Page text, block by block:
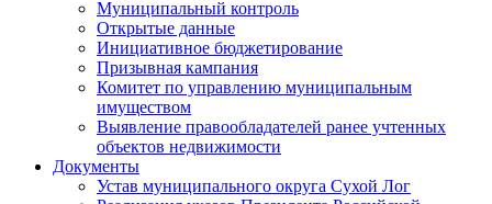
Муниципальный контроль
Открытые данные
Инициативное бюджетирование
Призывная кампания
Комитет по управлению муниципальным
имуществом
Выявление правообладателей ранее учтенных
объектов недвижимости
Документы
Устав муниципального округа Сухой Лог